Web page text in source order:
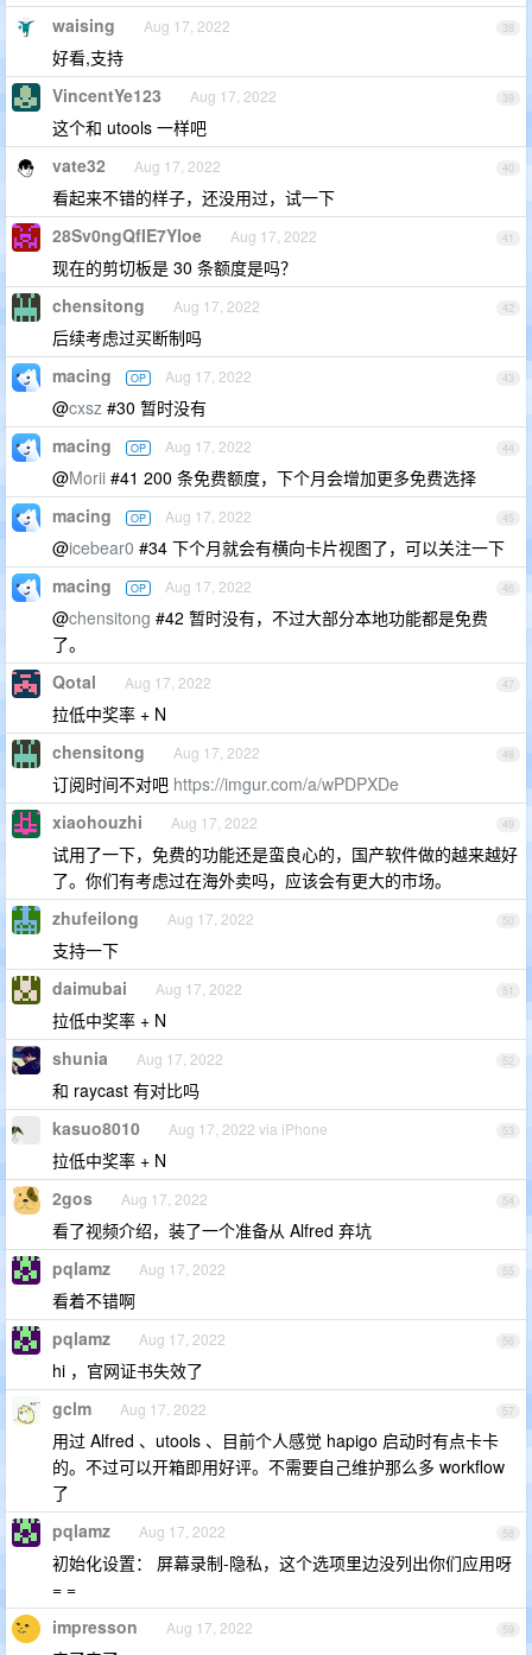
38
waising Aug 17, 2022
好看,支持
39
VincentYe123 Aug 17, 2022
这个和 utools 一样吧
40
vate32 Aug 17, 2022
看起来不错的样子，还没用过，试一下
41
28Sv0ngQfIE7Yloe Aug 17, 2022
现在的剪切板是 30 条额度是吗？
42
chensitong Aug 17, 2022
后续考虑过买断制吗
43
macing OP Aug 17, 2022
@cxsz #30 暂时没有
44
macing OP Aug 17, 2022
@Morii #41 200 条免费额度，下个月会增加更多免费选择
45
macing OP Aug 17, 2022
@icebear0 #34 下个月就会有横向卡片视图了，可以关注一下
46
macing OP Aug 17, 2022
@chensitong #42 暂时没有，不过大部分本地功能都是免费
了。
47
Qotal Aug 17, 2022
拉低中奖率 + N
48
chensitong Aug 17, 2022
订阅时间不对吧 https://imgur.com/a/wPDPXDe
49
xiaohouzhi Aug 17, 2022
试用了一下，免费的功能还是蛮良心的，国产软件做的越来越好
了。你们有考虑过在海外卖吗，应该会有更大的市场。
50
zhufeilong Aug 17, 2022
支持一下
51
daimubai Aug 17, 2022
拉低中奖率 + N
52
shunia Aug 17, 2022
和 raycast 有对比吗
53
kasuo8010 Aug 17, 2022 via iPhone
拉低中奖率 + N
54
2gos Aug 17, 2022
看了视频介绍，装了一个准备从 Alfred 弃坑
55
pqlamz Aug 17, 2022
看着不错啊
56
pqlamz Aug 17, 2022
hi ，官网证书失效了
57
gclm Aug 17, 2022
用过 Alfred 、utools 、目前个人感觉 hapigo 启动时有点卡卡
的。不过可以开箱即用好评。不需要自己维护那么多 workflow
了
58
pqlamz Aug 17, 2022
初始化设置： 屏幕录制-隐私，这个选项里边没列出你们应用呀
= =
59
impresson Aug 17, 2022